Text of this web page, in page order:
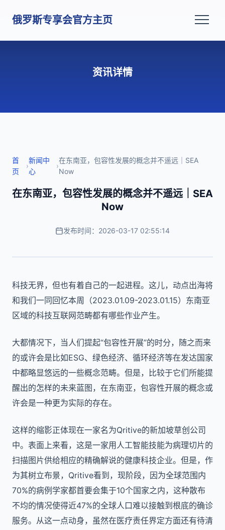
俄罗斯专享会官方主页
资讯详情
首
页
›
新闻中
心
›
在东南亚，包容性发展的概念并不遥远｜SEA
Now
在东南亚，包容性发展的概念并不遥远｜SEA
Now
发布时间：2026-03-17 02:55:14
科技无界，但也有着自己的一起进程。这儿，动点出海将
和我们一同回忆本周（2023.01.09-2023.01.15）东南亚
区域的科技互联网范畴都有哪些作业产生。
大都情况下，当人们提起“包容性开展”的时分，随之而来
的或许会是比如ESG、绿色经济、循环经济等在发达国家
中都略显悠远的一些概念范畴。但是，比较于它们所能提
醒出的怎样的未来蓝图，在东南亚，包容性开展的概念或
许会是一种更为实际的存在。
这样的缩影正体现在一家名为Qritive的新加坡草创公司
中。表面上来看，这是一家用人工智能技能为病理切片的
扫描图片供给相应的精确解说的健康科技企业。但是，作
为其树立布景，Qritive看到，现阶段，因为全球范围内
70%的病例学家都首要会集于10个国家之内，这种散布
不均的情况使得近47%的全球人口难以接触到根底的确诊
服务。从这一点动身，虽然在医疗责任界定方面还有待清